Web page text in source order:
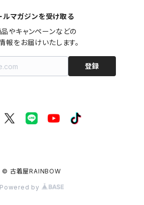
ルマガジンを受け取る
やキャンペーンなどの
報をお届けいたします。
登録
© 古着屋RAINBOW
Powered by